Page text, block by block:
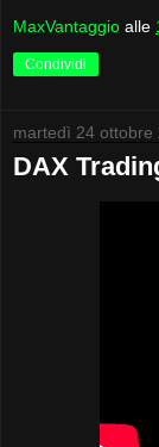
MaxVantaggio alle
Condividi
martedì 24 ottobre
DAX